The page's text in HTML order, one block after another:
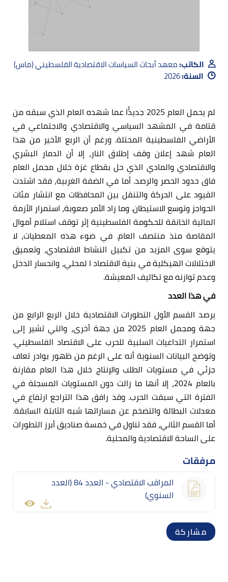
الكاتب:معهد أبحاث السياسات الاقتصادية الفلسطيني (ماس)
السنة:2026
لم يحمل العام 2025 جديدًًا عما شهده العام الذي سبقه من
قتامة في المشهد السياسي والاقتصادي والاجتماعي في
الأراضي الفلسطينية المحتلة. ورغم أن الربع الأخير من هذا
العام شهد إعلان وقف إطلاق النار، إلا أن الدمار البشري
والاقتصادي والمادي الذي حل بقطاع غزة خلال مجمل العام
فاق حدود الحصر والرصد. أما في الضفة الغربية، فقد اشتدت
القيود على الحركة والتنقل بين المحافظات مع انتشار مئات
الحواجز وتوسع الاستيطان. وما زاد الأمر صعوبة، استمرار الأزمة
المالية الخانقة للحكومة الفلسطينية إثر توقف استلام أموال
المقاصة منذ منتصف العام. في ضوء هذه المعطيات، لا
يتوقع سوى المزيد من تكبيل النشاط الاقتصادي، وتعميق
الاختلالات الهيكلية في بنية الاقتصاد ا لمحلي، وانحسار الدخل
وعدم توازنه مع تكاليف المعيشة.
في هذا العدد
يرصد القسم الأول التطورات الاقتصادية خلال الربع الرابع من
جهة ومجمل العام 2025 من جهة أخرى، والتي تشير إلى
استمرار التداعيات السلبية للحرب على الاقتصاد الفلسطيني.
وتوضح البيانات السنوية أنه على الرغم من ظهور بوادر تعاف
جزئي في مستويات الطلب والإنتاج خلال هذا العام مقارنة
بالعام 2024، إلا أنها ما زالت دون المستويات المسجلة في
الفترة التي سبقت الحرب. وقد رافق هذا التراجع ارتفاع في
معدلات البطالة والتضخم عن مساراتها شبه الثابتة السابقة.
أما القسم الثاني، فقد تناول في خمسة صناديق أبرز التطورات
على الساحة الاقتصادية والمحلية.
مرفقات
المراقب الاقتصادي - العدد 84 (العدد
السنوي)
مشاركة